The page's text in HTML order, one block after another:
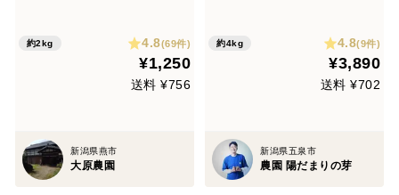
約2kg 4.8(69件)
¥1,250
送料 ¥756
新潟県燕市
大原農園
約4kg 4.8(9件)
¥3,890
送料 ¥702
新潟県五泉市
農園 陽だまりの芽